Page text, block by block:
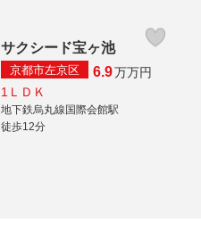
サクシード宝ヶ池
京都市左京区 6.9万万円
1ＬＤＫ
地下鉄烏丸線国際会館駅
徒歩12分